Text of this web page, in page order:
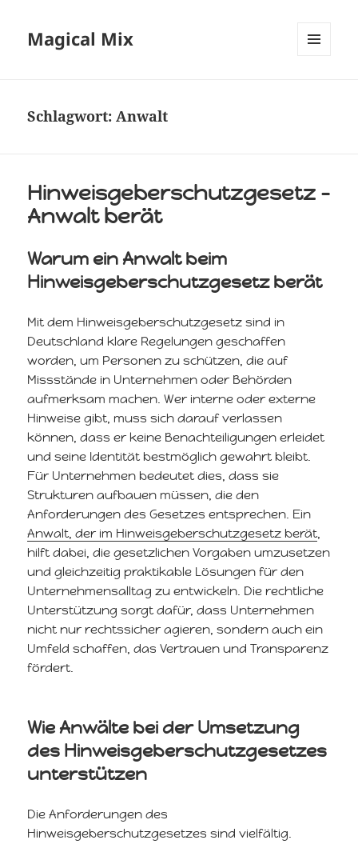
Magical Mix
Schlagwort:Anwalt
Hinweisgeberschutzgesetz –
Anwalt berät
Warum ein Anwalt beim
Hinweisgeberschutzgesetz berät
Mit dem Hinweisgeberschutzgesetz sind in
Deutschland klare Regelungen geschaffen
worden, um Personen zu schützen, die auf
Missstände in Unternehmen oder Behörden
aufmerksam machen. Wer interne oder externe
Hinweise gibt, muss sich darauf verlassen
können, dass er keine Benachteiligungen erleidet
und seine Identität bestmöglich gewahrt bleibt.
Für Unternehmen bedeutet dies, dass sie
Strukturen aufbauen müssen, die den
Anforderungen des Gesetzes entsprechen. Ein
Anwalt, der im Hinweisgeberschutzgesetz berät,
hilft dabei, die gesetzlichen Vorgaben umzusetzen
und gleichzeitig praktikable Lösungen für den
Unternehmensalltag zu entwickeln. Die rechtliche
Unterstützung sorgt dafür, dass Unternehmen
nicht nur rechtssicher agieren, sondern auch ein
Umfeld schaffen, das Vertrauen und Transparenz
fördert.
Wie Anwälte bei der Umsetzung
des Hinweisgeberschutzgesetzes
unterstützen
Die Anforderungen des
Hinweisgeberschutzgesetzes sind vielfältig.